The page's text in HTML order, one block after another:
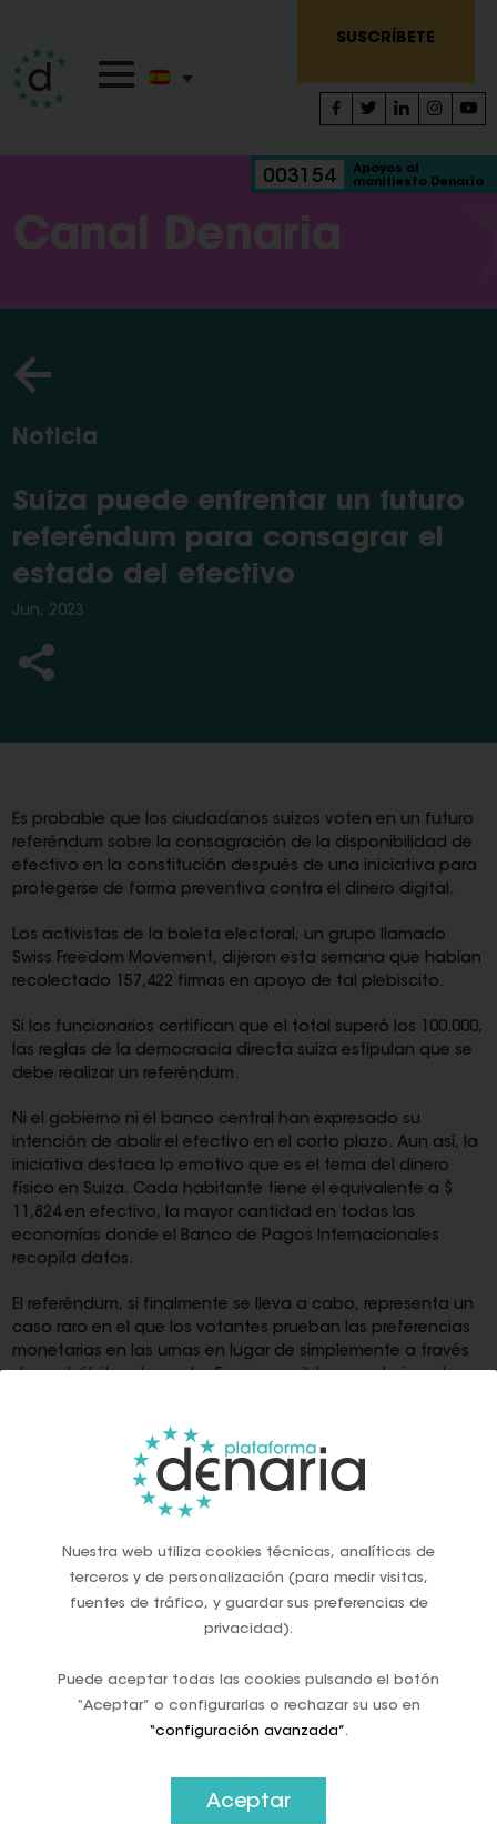
SUSCRÍBETE
003154
Apoyos al
manifiesto Denaria
Canal Denaria
Noticia
Suiza puede enfrentar un futuro
referéndum para consagrar el
estado del efectivo
Jun, 2023
Es probable que los ciudadanos suizos voten en un futuro
referéndum sobre la consagración de la disponibilidad de
efectivo en la constitución después de una iniciativa para
protegerse de forma preventiva contra el dinero digital.
Los activistas de la boleta electoral, un grupo llamado
Swiss Freedom Movement, dijeron esta semana que habían
recolectado 157,422 firmas en apoyo de tal plebiscito.
Si los funcionarios certifican que el total superó los 100.000,
las reglas de la democracia directa suiza estipulan que se
debe realizar un referéndum.
Ni el gobierno ni el banco central han expresado su
intención de abolir el efectivo en el corto plazo. Aun así, la
iniciativa destaca lo emotivo que es el tema del dinero
físico en Suiza. Cada habitante tiene el equivalente a $
11,824 en efectivo, la mayor cantidad en todas las
economías donde el Banco de Pagos Internacionales
recopila datos.
El referéndum, si finalmente se lleva a cabo, representa un
caso raro en el que los votantes prueban las preferencias
monetarias en las urnas en lugar de simplemente a través
euro que actualmente están considerando si avanzar en
un plan para el dinero digital en la región.
“Necesitamos cambiar la constitución para que podamos
retener el efectivo como libertad para la próxima
presidente del Swiss Freedom Movement.
Citó una "tendencia hacia las monedas digitales" que
probablemente favorezcan los gobiernos, incluido el de
La mayor parte del efectivo allí, 51.000 millones de francos
suizos (55.300 millones de dólares), se mantiene en forma
y no para pagos. Por el contrario, el billete más habitual en
la eurozona es el billete de 50 euros, según datos de 2021.
Nuestra web utiliza cookies técnicas, analíticas de
terceros y de personalización (para medir visitas,
fuentes de tráfico, y guardar sus preferencias de
privacidad).
Puede aceptar todas las cookies pulsando el botón
“Aceptar” o configurarlas o rechazar su uso en
“configuración avanzada”.
Aceptar